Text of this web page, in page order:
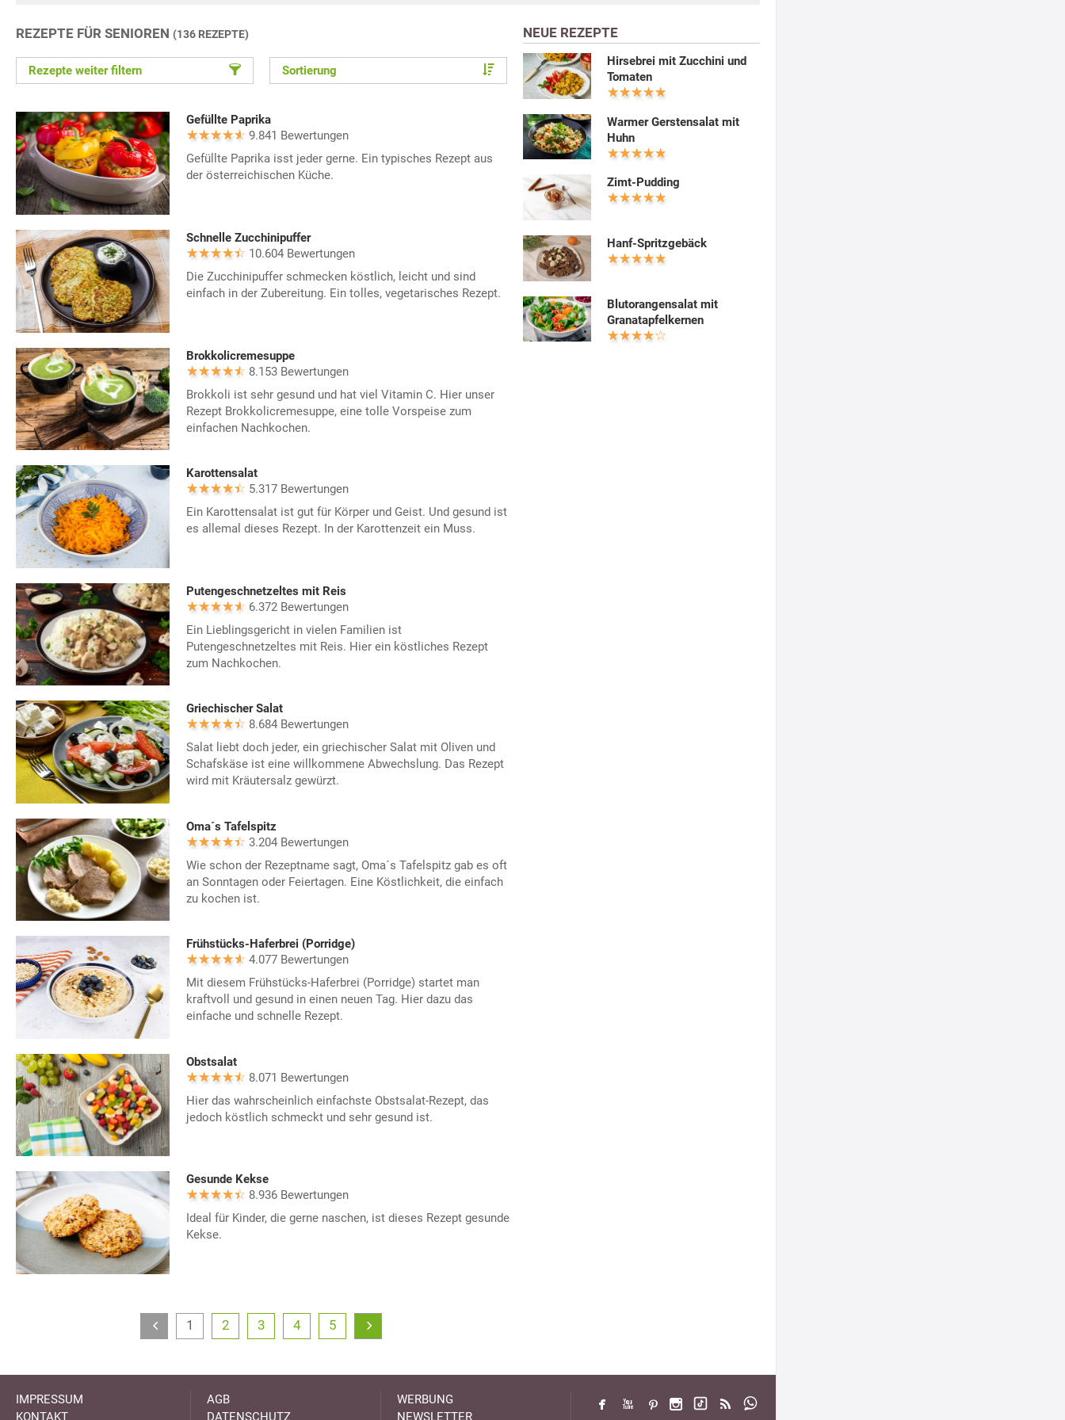
REZEPTE FÜR SENIOREN (136 REZEPTE)
Rezepte weiter filtern Sortierung
Gefüllte Paprika
9.841 Bewertungen
Gefüllte Paprika isst jeder gerne. Ein typisches Rezept aus
der österreichischen Küche.
Schnelle Zucchinipuffer
10.604 Bewertungen
Die Zucchinipuffer schmecken köstlich, leicht und sind
einfach in der Zubereitung. Ein tolles, vegetarisches Rezept.
Brokkolicremesuppe
8.153 Bewertungen
Brokkoli ist sehr gesund und hat viel Vitamin C. Hier unser
Rezept Brokkolicremesuppe, eine tolle Vorspeise zum
einfachen Nachkochen.
Karottensalat
5.317 Bewertungen
Ein Karottensalat ist gut für Körper und Geist. Und gesund ist
es allemal dieses Rezept. In der Karottenzeit ein Muss.
Putengeschnetzeltes mit Reis
6.372 Bewertungen
Ein Lieblingsgericht in vielen Familien ist
Putengeschnetzeltes mit Reis. Hier ein köstliches Rezept
zum Nachkochen.
Griechischer Salat
8.684 Bewertungen
Salat liebt doch jeder, ein griechischer Salat mit Oliven und
Schafskäse ist eine willkommene Abwechslung. Das Rezept
wird mit Kräutersalz gewürzt.
Oma´s Tafelspitz
3.204 Bewertungen
Wie schon der Rezeptname sagt, Oma´s Tafelspitz gab es oft
an Sonntagen oder Feiertagen. Eine Köstlichkeit, die einfach
zu kochen ist.
Frühstücks-Haferbrei (Porridge)
4.077 Bewertungen
Mit diesem Frühstücks-Haferbrei (Porridge) startet man
kraftvoll und gesund in einen neuen Tag. Hier dazu das
einfache und schnelle Rezept.
Obstsalat
8.071 Bewertungen
Hier das wahrscheinlich einfachste Obstsalat-Rezept, das
jedoch köstlich schmeckt und sehr gesund ist.
Gesunde Kekse
8.936 Bewertungen
Ideal für Kinder, die gerne naschen, ist dieses Rezept gesunde
Kekse.
1 2 3 4 5
NEUE REZEPTE
Hirsebrei mit Zucchini und
Tomaten
Warmer Gerstensalat mit
Huhn
Zimt-Pudding
Hanf-Spritzgebäck
Blutorangensalat mit
Granatapfelkernen
IMPRESSUM
KONTAKT
AGB
DATENSCHUTZ
WERBUNG
NEWSLETTER